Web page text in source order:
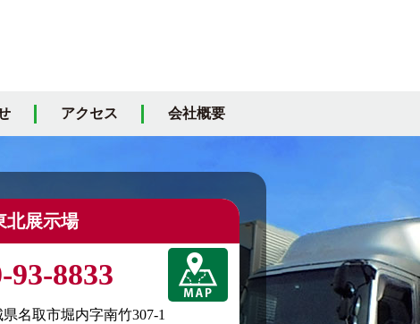
アクセス 会社概要
北展示場
8833
県名取市堀内字南竹307-1